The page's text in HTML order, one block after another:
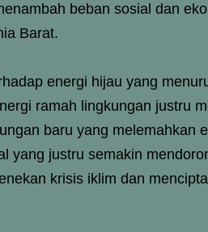
beban sosial dan
Barat.
energi hijau yang
ramah lingkungan justru
baru yang melemahkan
yang justru semakin
krisis iklim dan